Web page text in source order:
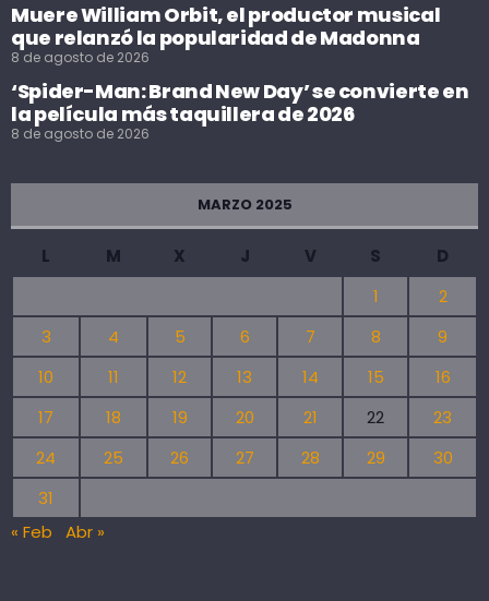
Muere William Orbit, el productor musical
que relanzó la popularidad de Madonna
8 de agosto de 2026
‘Spider-Man: Brand New Day’ se convierte en
la película más taquillera de 2026
8 de agosto de 2026
MARZO 2025
L M X J V S
D
1
2
3
4 5 6 7 8
9
10
11 12 13 14 15
16
17
18 19 20 21 22
23
24
25 26 27 28 29
30
31
« Feb
Abr »